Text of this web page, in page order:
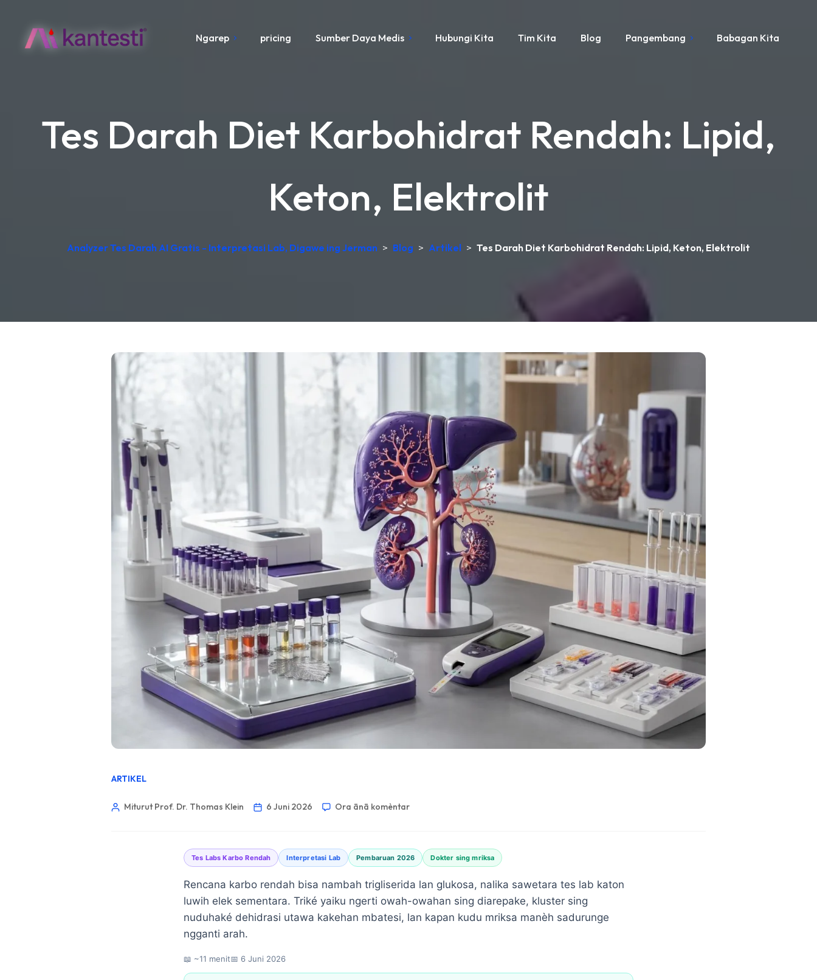
Ngarep pricing Sumber Daya Medis Hubungi Kita Tim Kita Blog Pangembang Babagan Kita
Tes Darah Diet Karbohidrat Rendah: Lipid,
Keton, Elektrolit
Analyzer Tes Darah AI Gratis - Interpretasi Lab, Digawe ing Jerman > Blog > Artikel > Tes Darah Diet Karbohidrat Rendah: Lipid, Keton, Elektrolit
ARTIKEL
Miturut Prof. Dr. Thomas Klein 6 Juni 2026 Ora ānā komèntar
Tes Labs Karbo Rendah Interpretasi Lab Pembaruan 2026 Dokter sing mriksa
Rencana karbo rendah bisa nambah trigliserida lan glukosa, nalika sawetara tes lab katon
luwih elek sementara. Triké yaiku ngerti owah-owahan sing diarepake, kluster sing
nuduhaké dehidrasi utawa kakehan mbatesi, lan kapan kudu mriksa manèh sadurunge
ngganti arah.
📖 ~11 menit📅 6 Juni 2026